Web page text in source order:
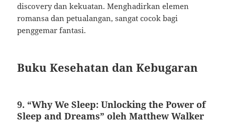
discovery dan kekuatan. Menghadirkan elemen
romansa dan petualangan, sangat cocok bagi
penggemar fantasi.
Buku Kesehatan dan Kebugaran
9. “Why We Sleep: Unlocking the Power of
Sleep and Dreams” oleh Matthew Walker